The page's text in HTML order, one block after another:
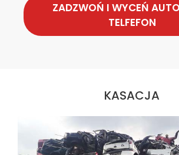
ZADZWOŃ I WYCEŃ
TELFEFON
KASACJA